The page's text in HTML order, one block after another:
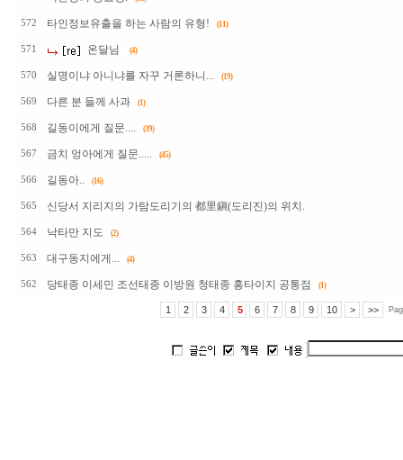
572 타인정보유출을 하는 사람의 유형! (11)
571 온달님 (4)
570 실명이냐 아니냐를 자꾸 거론하니... (19)
569 다른 분 들께 사과 (1)
568 길동이에게 질문.... (39)
567 금치 엉아에게 질문..... (45)
566 길동아.. (16)
565 신당서 지리지의 가탐도리기의 都里鎭(도리진)의 위치.
564 낙타만 지도 (2)
563 대구동지에게... (4)
562 당태종 이세민 조선태종 이방원 청태종 홍타이지 공통점 (1)
1 2 3 4 5 6 7 8 9 10 > >>